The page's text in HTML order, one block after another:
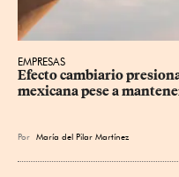
EMPRESAS
Efecto cambiario
mexicana pese a
Por María del Pilar Martínez